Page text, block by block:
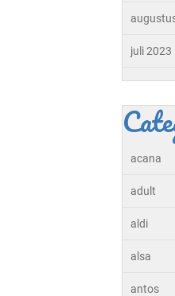
juli 2023
acana
adult
aldi
alsa
antos